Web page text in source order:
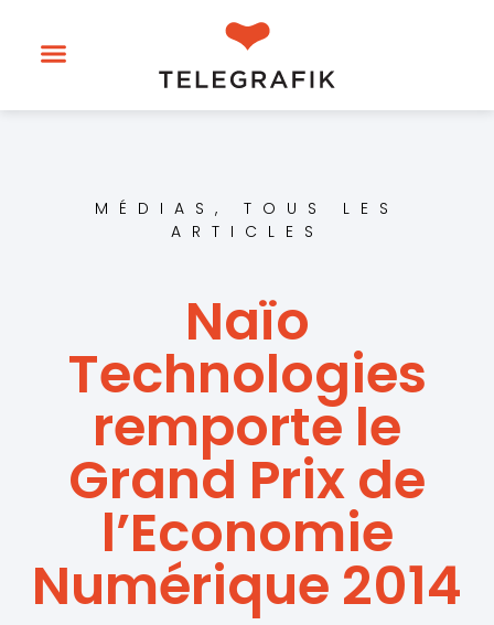
MÉDIAS , TOUS LES
ARTICLES
Naïo
Technologies
remporte le
Grand Prix de
l’Economie
Numérique 2014